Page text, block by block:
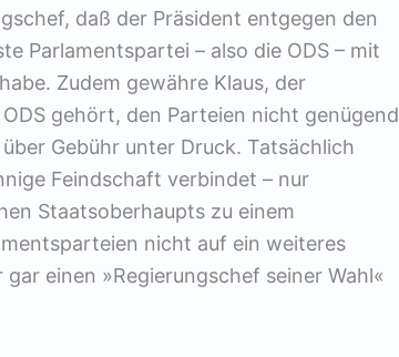
daß der Präsident entgegen den
Parlamentspartei – also die ODS – mit
Zudem gewähre Klaus, der
gehört, den Parteien nicht genügend
Gebühr unter Druck. Tatsächlich
Feindschaft verbindet – nur
Staatsoberhaupts zu einem
nicht auf ein weiteres
einen »Regierungschef seiner Wahl«